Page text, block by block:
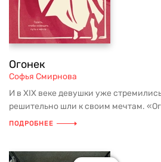
Огонек
Софья Смирнова
И в XIX веке девушки уже
решительно шли к своим мечтам.
ПОДРОБНЕЕ